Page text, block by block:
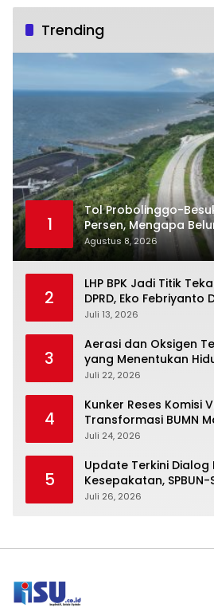
Trending
1
Tol Probolinggo-
Persen, Mengapa
Publik?
Agustus 8, 2026
2
LHP BPK Jadi Titik
DPRD, Eko Febriyanto
dan Ajak Dewan
Juli 13, 2026
3
Aerasi dan Oksigen
yang Menentukan
Juli 22, 2026
4
Kunker Reses Komisi
Transformasi BUMN
Kawal Penguatan
Juli 24, 2026
5
Update Terkini Dialog
Kesepakatan,
Nasional Setelah
Juli 26, 2026